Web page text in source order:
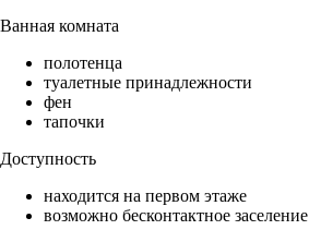
Ванная комната
полотенца
туалетные принадлежности
фен
тапочки
Доступность
находится на первом этаже
возможно бесконтактное заселение